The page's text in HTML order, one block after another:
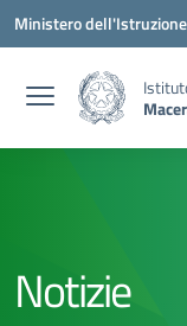
Vai ai contenuti
Vai al menu di
Vai al footer
Ministero
Notizie